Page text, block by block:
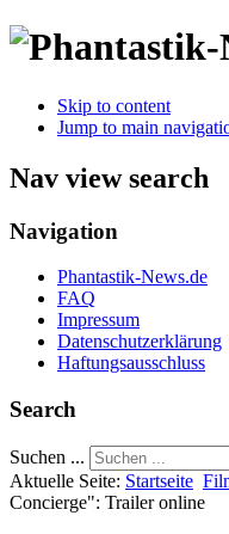
Skip to content
Jump to main
Nav view search
Navigation
Phantastik-News.de
FAQ
Impressum
Datenschutzerklärung
Haftungsausschluss
Search
Suchen ...
Aktuelle Seite: Startseite
Concierge": Trailer online